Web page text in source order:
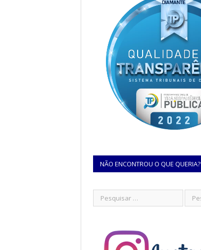
NÃO ENCONTROU O QUE QUERIA?